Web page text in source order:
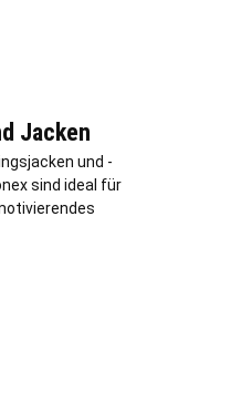
Jacken
und -
sind ideal für